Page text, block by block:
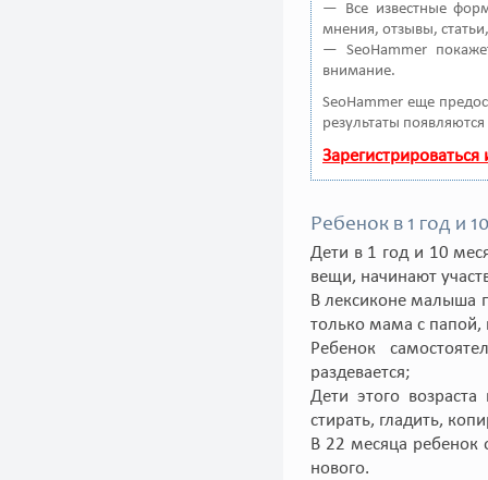
— Все известные
мнения, отзывы,
— SeoHammer
внимание.
SeoHammer еще
результаты
Ребенок в 1 год и
Дети в 1 год и 10
вещи, начинают
В лексиконе малыша
только мама с
Ребенок
раздевается;
Дети этого
стирать, гладить,
В 22 месяца ребенок
нового.